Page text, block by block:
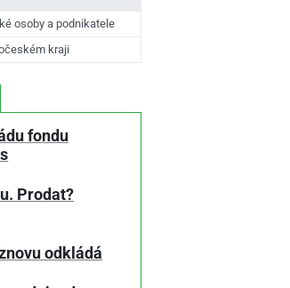
osoby a podnikatele
kraji
fondu
Prodat?
odkládá